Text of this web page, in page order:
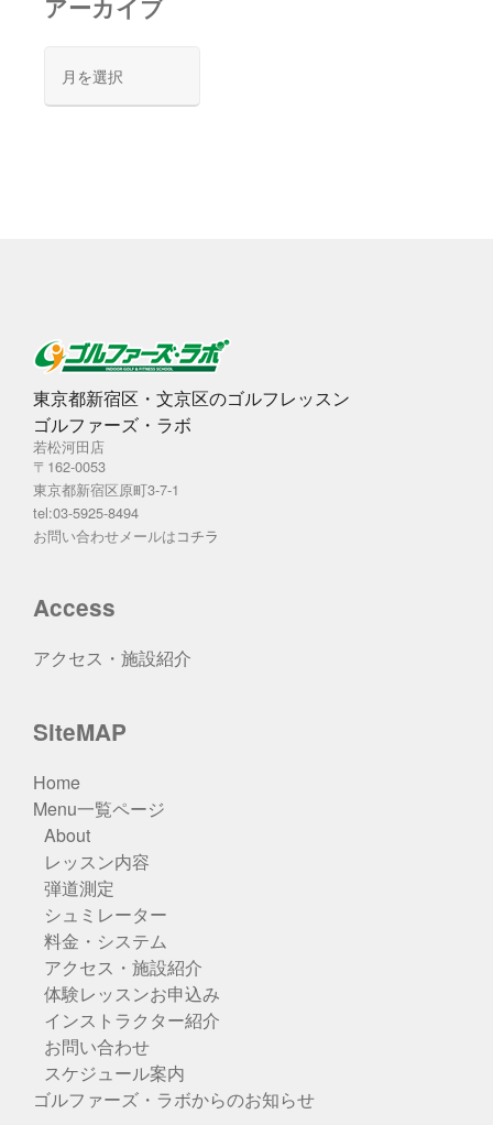
アーカイブ
カ
東京都新宿区・文京区のゴルフレッスン
ゴルファーズ・ラボ
若松河田店
〒162-0053
東京都新宿区原町3-7-1
tel:03-5925-8494
お問い合わせメールはコチラ
Access
アクセス・施設紹介
SiteMAP
Home
Menu一覧ページ
About
レッスン内容
弾道測定
シュミレーター
料金・システム
アクセス・施設紹介
体験レッスンお申込み
インストラクター紹介
お問い合わせ
スケジュール案内
ゴルファーズ・ラボからのお知らせ